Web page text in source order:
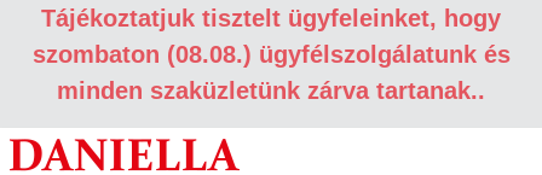
Tájékoztatjuk tisztelt ügyfeleinket, hogy
szombaton (08.08.) ügyfélszolgálatunk és
minden szaküzletünk zárva tartanak..